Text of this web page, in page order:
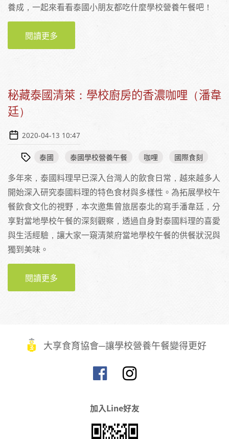
養成，一起來看看泰國小朋友都吃什麼學校營養午餐吧！
閱讀更多
餐菜單（潘韋廷）
秘藏泰國清萊：學校廚房的香濃咖哩（潘韋
廷）
2020-04-13 10:47
泰國 泰國學校營養午餐 咖哩 國際食刻
多年來，泰國料理早已深入台灣人的飲食日常，越來越多人
開始深入研究泰國料理的特色食材與多樣性。為拓展學校午
餐飲食文化的視野，本次邀集曾旅居泰北的寫手潘韋廷，分
享對當地學校午餐的深刻觀察，透過自身對泰國料理的喜愛
與生活經驗，讓大家一窺清萊府當地學校午餐的供餐狀況與
獨到美味。
閱讀更多
韋廷）
大享食育協會─讓學校營養午餐變得更好
加入Line好友